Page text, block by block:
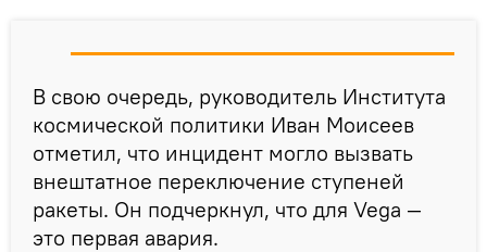
В свою очередь, руководитель Института
космической политики Иван Моисеев
отметил, что инцидент могло вызвать
внештатное переключение ступеней
ракеты. Он подчеркнул, что для Vega —
это первая авария.